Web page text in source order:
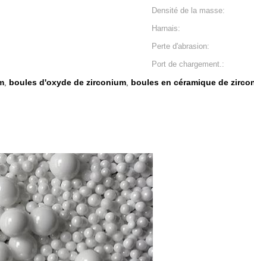
Densité de la masse:
Harnais:
Perte d'abrasion:
Port de chargement.:
, boules d'oxyde de zirconium, boules en céramique de